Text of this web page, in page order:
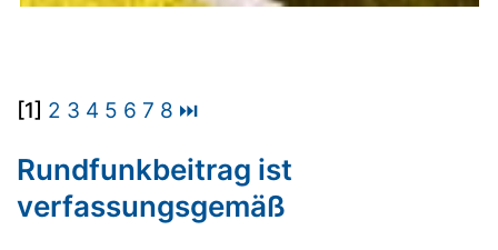
[1] 2 3 4 5 6 7 8 ⏭
Rundfunkbeitrag ist
verfassungsgemäß